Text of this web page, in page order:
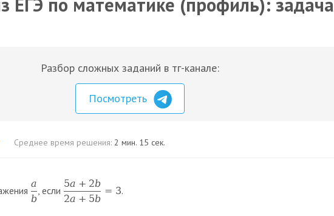
Разбор сложных заданий в тг-канале:
Посмотреть
Среднее время решения: 2 мин. 15 сек.
a
b
, если
5a + 2b
2a + 5b
= 3.